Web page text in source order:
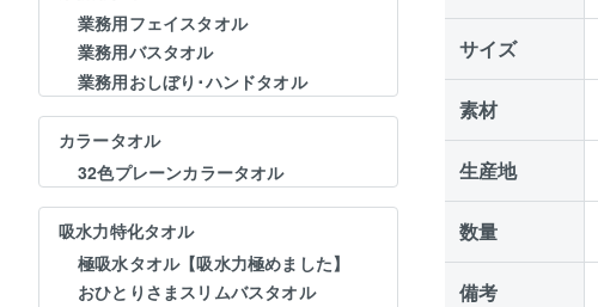
業務用フェイスタオル
業務用バスタオル
業務用おしぼり･ハンドタオル
カラータオル
32色プレーンカラータオル
吸水力特化タオル
極吸水タオル【吸水力極めました】
おひとりさまスリムバスタオル
サイズ
素材
生産地
数量
備考